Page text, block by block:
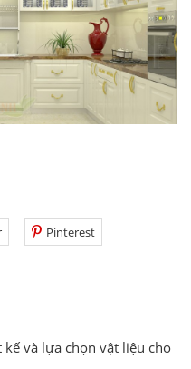
Pinterest
và lựa chọn vật liệu cho